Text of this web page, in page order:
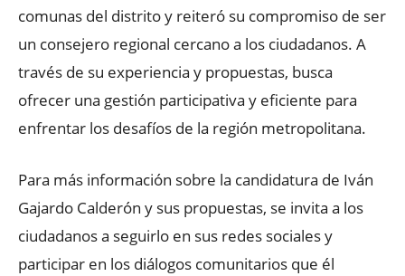
comunas del distrito y reiteró su compromiso de ser
un consejero regional cercano a los ciudadanos. A
través de su experiencia y propuestas, busca
ofrecer una gestión participativa y eficiente para
enfrentar los desafíos de la región metropolitana.
Para más información sobre la candidatura de Iván
Gajardo Calderón y sus propuestas, se invita a los
ciudadanos a seguirlo en sus redes sociales y
participar en los diálogos comunitarios que él